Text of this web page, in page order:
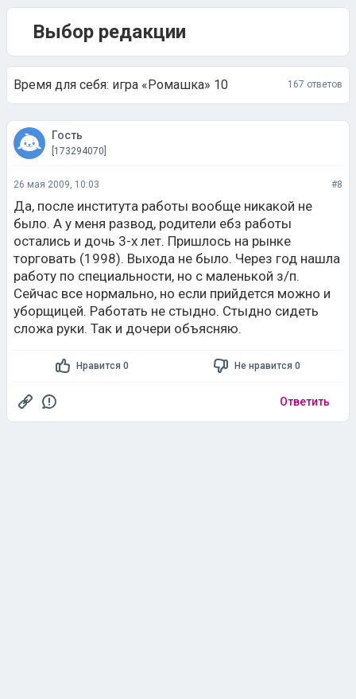
Выбор редакции
Время для себя: игра «Ромашка» 10 167 ответов
Гость
[173294070]
26 мая 2009, 10:03 #8
Да, после института работы вообще никакой не
было. А у меня развод, родители ебз работы
остались и дочь 3-х лет. Пришлось на рынке
торговать (1998). Выхода не было. Через год нашла
работу по специальности, но с маленькой з/п.
Сейчас все нормально, но если прийдется можно и
уборщицей. Работать не стыдно. Стыдно сидеть
сложа руки. Так и дочери объясняю.
Нравится 0 Не нравится 0
Ответить